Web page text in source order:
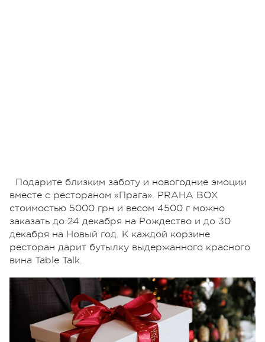
Подарите близким заботу и новогодние эмоции
вместе с рестораном «Прага». PRAHA BOX
стоимостью 5000 грн и весом 4500 г можно
заказать до 24 декабря на Рождество и до 30
декабря на Новый год. К каждой корзине
ресторан дарит бутылку выдержанного красного
вина Table Talk.